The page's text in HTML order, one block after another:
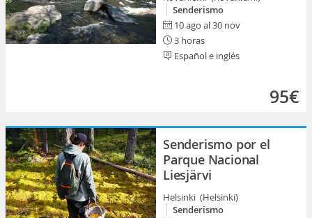
Senderismo
10 ago al 30 nov
3 horas
Español e inglés
95€
Senderismo por el
Parque Nacional
Liesjärvi
Helsinki (Helsinki)
Senderismo